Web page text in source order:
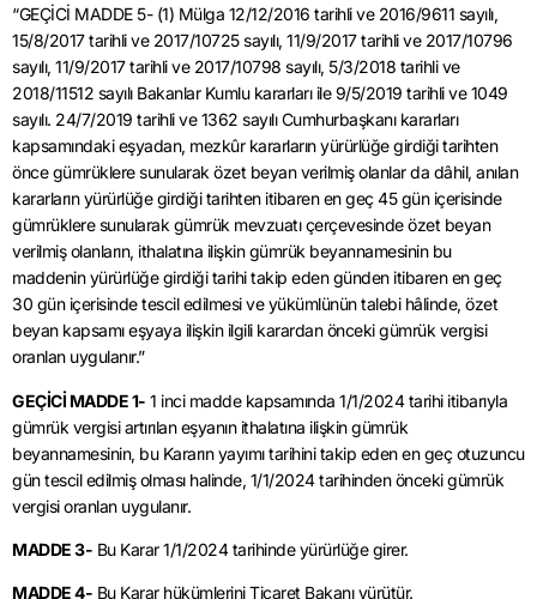
“GEÇİCİ MADDE 5- (1) Mülga 12/12/2016 tarihli ve 2016/9611 sayılı,
15/8/2017 tarihli ve 2017/10725 sayılı, 11/9/2017 tarihli ve 2017/10796
sayılı, 11/9/2017 tarihli ve 2017/10798 sayılı, 5/3/2018 tarihli ve
2018/11512 sayılı Bakanlar Kumlu kararları ile 9/5/2019 tarihli ve 1049
sayılı. 24/7/2019 tarihli ve 1362 sayılı Cumhurbaşkanı kararları
kapsamındaki eşyadan, mezkûr kararların yürürlüğe girdiği tarihten
önce gümrüklere sunularak özet beyan verilmiş olanlar da dâhil, anılan
kararların yürürlüğe girdiği tarihten itibaren en geç 45 gün içerisinde
gümrüklere sunularak gümrük mevzuatı çerçevesinde özet beyan
verilmiş olanların, ithalatına ilişkin gümrük beyannamesinin bu
maddenin yürürlüğe girdiği tarihi takip eden günden itibaren en geç
30 gün içerisinde tescil edilmesi ve yükümlünün talebi hâlinde, özet
beyan kapsamı eşyaya ilişkin ilgili karardan önceki gümrük vergisi
oranlan uygulanır.”
GEÇİCİ MADDE 1- 1 inci madde kapsamında 1/1/2024 tarihi itibarıyla
gümrük vergisi artırılan eşyanın ithalatına ilişkin gümrük
beyannamesinin, bu Kararın yayımı tarihini takip eden en geç otuzuncu
gün tescil edilmiş olması halinde, 1/1/2024 tarihinden önceki gümrük
vergisi oranlan uygulanır.
MADDE 3- Bu Karar 1/1/2024 tarihinde yürürlüğe girer.
MADDE 4- Bu Karar hükümlerini Ticaret Bakanı yürütür.